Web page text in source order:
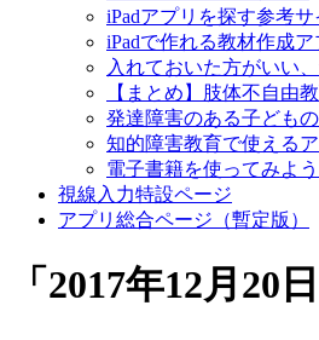
iPadアプリを探す参考サ
iPadで作れる教材作成
入れておいた方がいい
【まとめ】肢体不自由
発達障害のある子どもの
知的障害教育で使える
電子書籍を使ってみよ
視線入力特設ページ
アプリ総合ページ（暫定版）
「 2017年12月20日